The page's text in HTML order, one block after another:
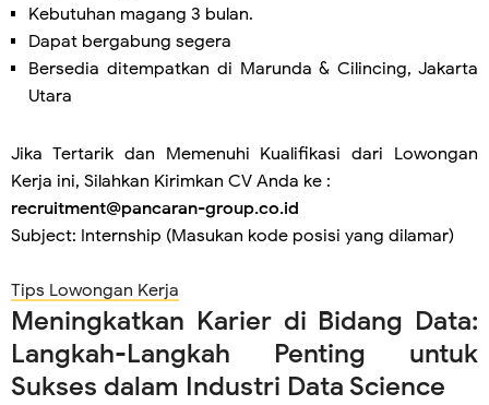
Kebutuhan magang 3 bulan.
Dapat bergabung segera
Bersedia ditempatkan di Marunda & Cilincing, Jakarta
Utara
Jika Tertarik dan Memenuhi Kualifikasi dari Lowongan
Kerja ini, Silahkan Kirimkan CV Anda ke :
recruitment@pancaran-group.co.id
Subject: Internship (Masukan kode posisi yang dilamar)
Tips Lowongan Kerja
Meningkatkan Karier di Bidang Data:
Langkah-Langkah Penting untuk
Sukses dalam Industri Data Science